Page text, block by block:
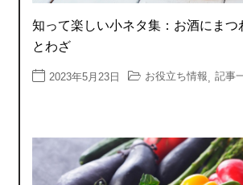
知って楽しい小ネタ集：お酒にまつ
とわざ
2023年5月23日 お役立ち情報, 記事